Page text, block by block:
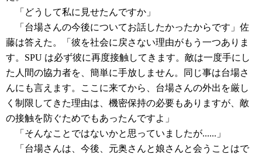
「どうして私に見せたんですか」
「台場さんの今後についてお話したかったからです」佐
藤は答えた。「彼を社会に戻さない理由がもう一つありま
す。SPU は必ず彼に再度接触してきます。敵は一度手にし
た人間の協力者を、簡単に手放しません。同じ事は台場さ
んにも言えます。ここに来てから、台場さんの外出を厳し
く制限してきた理由は、機密保持の必要もありますが、敵
の接触を防ぐためでもあったんですよ」
「そんなことではないかと思っていましたが......」
「台場さんは、今後、元奥さんと娘さんと会うことはで